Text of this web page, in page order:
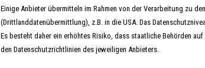
Einige Anbieter übermitteln im Rahmen von der Verarbeitung zu
(Drittlanddatenübermittlung), z.B. in die USA. Das
Es besteht daher ein erhöhtes Risiko, dass staatliche Behörden
den Datenschutzrichtlinien des jeweiligen Anbieters.